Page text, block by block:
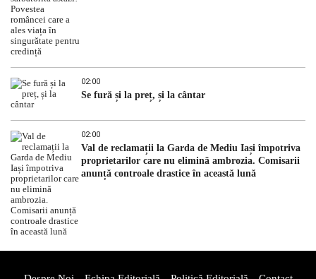
02:00
Se fură și la preț, și la cântar
02:00
Val de reclamații la Garda de Mediu Iași împotriva
proprietarilor care nu elimină ambrozia. Comisarii
anunță controale drastice în această lună